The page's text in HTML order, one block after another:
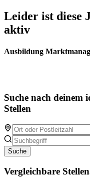
Leider ist diese
aktiv
Ausbildung
Suche nach deinem
Stellen
Suche
Vergleichbare